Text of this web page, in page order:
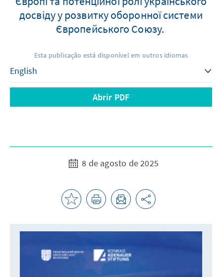
досвіду у розвитку оборонної системи
Європейського Союзу.
Esta publicação está disponível em outros idiomas
Abrir PDF
8 de agosto de 2025